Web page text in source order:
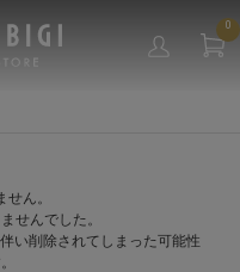
0
ん。
せんでした。
い削除されてしまった可能性